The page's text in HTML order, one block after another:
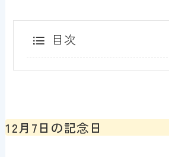
目次
12月7日の記念日